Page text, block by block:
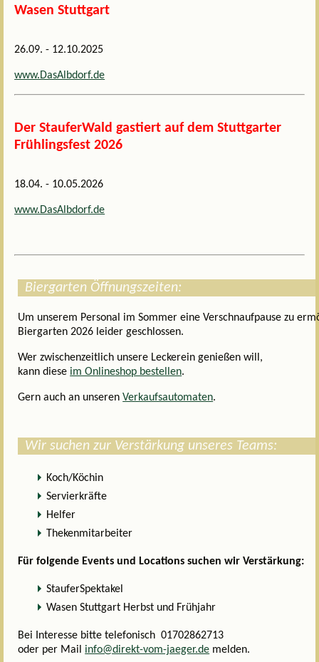
Wasen Stuttgart
26.09. - 12.10.2025
www.DasAlbdorf.de
Der StauferWald gastiert auf dem Stuttgarter
Frühlingsfest 2026
18.04. - 10.05.2026
www.DasAlbdorf.de
Biergarten Öffnungszeiten:
Um unserem Personal im Sommer eine Verschnaufpause zu
Biergarten 2026 leider geschlossen.
Wer zwischenzeitlich unsere Leckerein genießen will,
kann diese im Onlineshop bestellen.
Gern auch an unserenVerkaufsautomaten.
Wir suchen zur Verstärkung unseres Teams:
Koch/Köchin
Servierkräfte
Helfer
Thekenmitarbeiter
Für folgende Events und Locations suchen wir Verstärkung:
StauferSpektakel
Wasen Stuttgart Herbst und Frühjahr
Bei Interesse bitte telefonisch 01702862713
oder per Mail info@direkt-vom-jaeger.de melden.